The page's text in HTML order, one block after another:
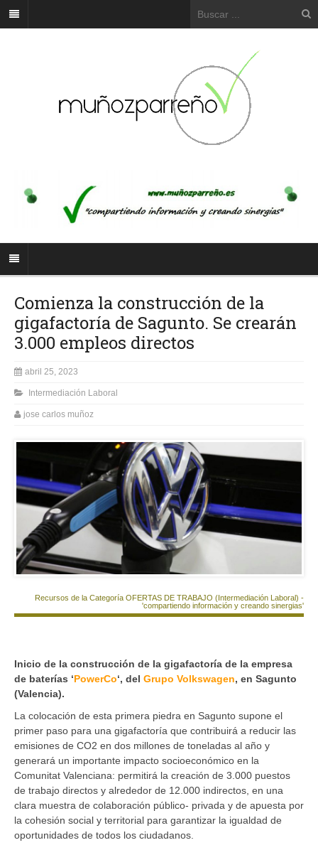
Comienza la construcción de la
gigafactoría de Sagunto. Se crearán
3.000 empleos directos
abril 25, 2023
Intermediación Laboral
jose carlos muñoz
Recursos de la Categoría OFERTAS DE TRABAJO (Intermediación Laboral) -
'compartiendo información y creando sinergias'
Inicio de la construcción de la gigafactoría de la empresa
de baterías ‘PowerCo‘, del Grupo Volkswagen, en Sagunto
(Valencia).
La colocación de esta primera piedra en Sagunto supone el
primer paso para una gigafactoría que contribuirá a reducir las
emisiones de CO2 en dos millones de toneladas al año y
generará un importante impacto socioeconómico en la
Comunitat Valenciana: permitirá la creación de 3.000 puestos
de trabajo directos y alrededor de 12.000 indirectos, en una
clara muestra de colaboración público- privada y de apuesta por
la cohesión social y territorial para garantizar la igualdad de
oportunidades de todos los ciudadanos.